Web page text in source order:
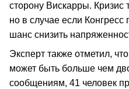
сторону Вискарры. Кризис
но в случае если
шанс снизить
Эксперт также отметил,
может быть больше чем
сообщениям, 41 человек